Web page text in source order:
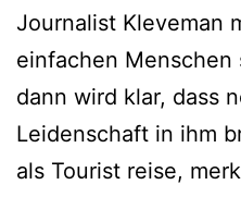
Journalist Kleveman
einfachen Menschen
dann wird klar, dass
Leidenschaft in ihm
als Tourist reise,